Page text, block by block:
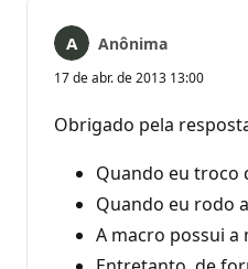
Anônima
17 de abr. de 2013 13:00
Obrigado pela
Quando eu troco
Quando eu rodo
A macro possui a